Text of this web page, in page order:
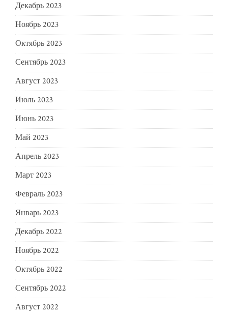
Декабрь 2023
Ноябрь 2023
Октябрь 2023
Сентябрь 2023
Август 2023
Июль 2023
Июнь 2023
Май 2023
Апрель 2023
Март 2023
Февраль 2023
Январь 2023
Декабрь 2022
Ноябрь 2022
Октябрь 2022
Сентябрь 2022
Август 2022